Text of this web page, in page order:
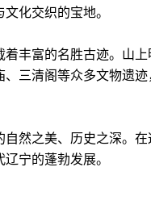
化交织的宝地。
丰富的名胜古迹。山上
三清阁等众多文物遗
然之美、历史之深。在
宁的蓬勃发展。